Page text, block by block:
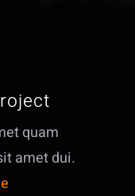
quam
amet dui.